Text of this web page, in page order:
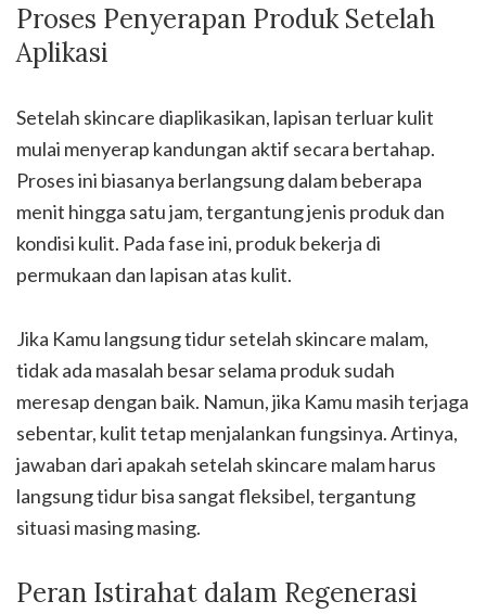
Proses Penyerapan Produk Setelah
Aplikasi
Setelah skincare diaplikasikan, lapisan terluar kulit
mulai menyerap kandungan aktif secara bertahap.
Proses ini biasanya berlangsung dalam beberapa
menit hingga satu jam, tergantung jenis produk dan
kondisi kulit. Pada fase ini, produk bekerja di
permukaan dan lapisan atas kulit.
Jika Kamu langsung tidur setelah skincare malam,
tidak ada masalah besar selama produk sudah
meresap dengan baik. Namun, jika Kamu masih terjaga
sebentar, kulit tetap menjalankan fungsinya. Artinya,
jawaban dari apakah setelah skincare malam harus
langsung tidur bisa sangat fleksibel, tergantung
situasi masing masing.
Peran Istirahat dalam Regenerasi